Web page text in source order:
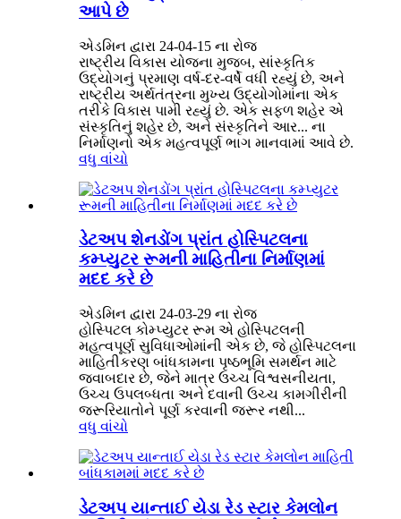
આપે છે
એડમિન દ્વારા 24-04-15 ના રોજ
રાષ્ટ્રીય વિકાસ યોજના મુજબ, સાંસ્કૃતિક
ઉદ્યોગનું પ્રમાણ વર્ષ-દર-વર્ષે વધી રહ્યું છે, અને
રાષ્ટ્રીય અર્થતંત્રના મુખ્ય ઉદ્યોગોમાંના એક
તરીકે વિકાસ પામી રહ્યું છે. એક સફળ શહેર એ
સંસ્કૃતિનું શહેર છે, અને સંસ્કૃતિને આર... ના
નિર્માણનો એક મહત્વપૂર્ણ ભાગ માનવામાં આવે છે.
વધુ વાંચો
ડેટઅપ શેનડોંગ પ્રાંત હોસ્પિટલના
કમ્પ્યુટર રૂમની માહિતીના નિર્માણમાં
મદદ કરે છે
એડમિન દ્વારા 24-03-29 ના રોજ
હોસ્પિટલ કોમ્પ્યુટર રૂમ એ હોસ્પિટલની
મહત્વપૂર્ણ સુવિધાઓમાંની એક છે, જે હોસ્પિટલના
માહિતીકરણ બાંધકામના પૃષ્ઠભૂમિ સમર્થન માટે
જવાબદાર છે, જેને માત્ર ઉચ્ચ વિશ્વસનીયતા,
ઉચ્ચ ઉપલબ્ધતા અને દવાની ઉચ્ચ કામગીરીની
જરૂરિયાતોને પૂર્ણ કરવાની જરૂર નથી...
વધુ વાંચો
ડેટઅપ યાન્તાઈ યેડા રેડ સ્ટાર કેમલોન